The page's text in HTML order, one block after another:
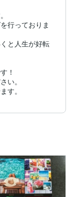
行っておりま
と人生が好転
！
い。
す。